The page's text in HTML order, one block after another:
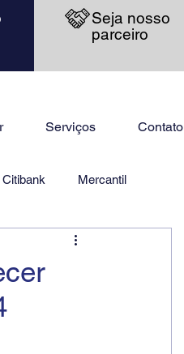
Seja nosso
parceiro
Serviços Contato
Citibank Mercantil